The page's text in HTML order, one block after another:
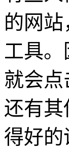
的网
工具
就会
还有
得好